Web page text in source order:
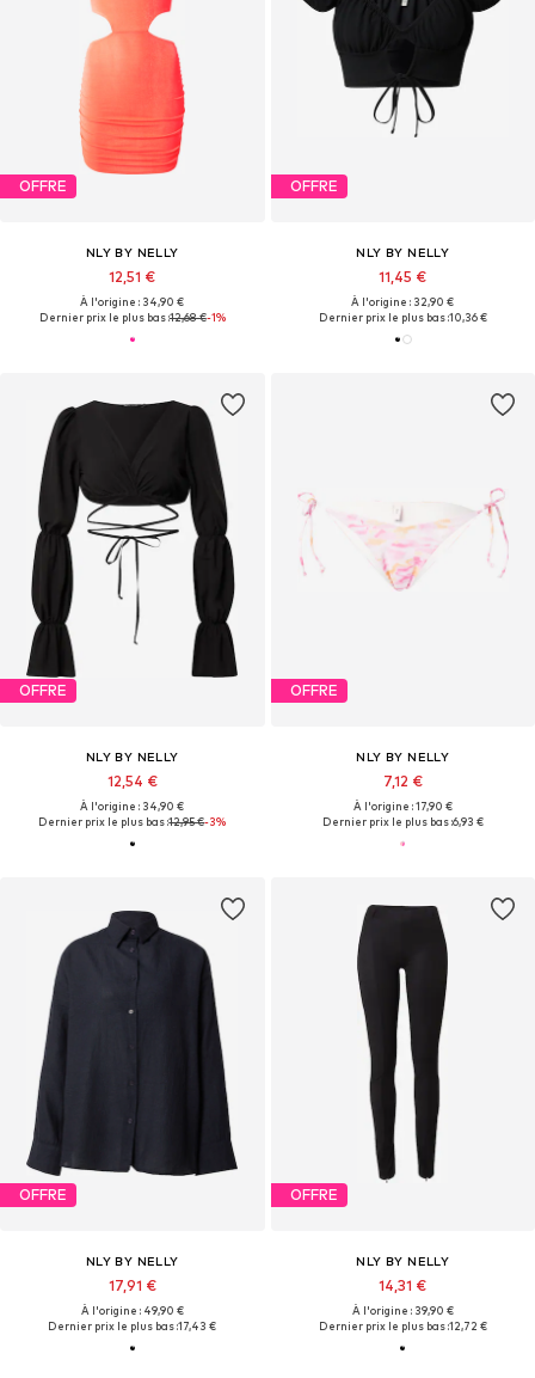
OFFRE
NLY BY NELLY
12,51 €
À l'origine : 34,90 €
Dernier prix le plus bas :12,68 €-1%
OFFRE
NLY BY NELLY
11,45 €
À l'origine : 32,90 €
Dernier prix le plus bas :10,36 €
OFFRE
NLY BY NELLY
12,54 €
À l'origine : 34,90 €
Dernier prix le plus bas :12,95 €-3%
OFFRE
NLY BY NELLY
7,12 €
À l'origine : 17,90 €
Dernier prix le plus bas :6,93 €
OFFRE
NLY BY NELLY
17,91 €
À l'origine : 49,90 €
Dernier prix le plus bas :17,43 €
OFFRE
NLY BY NELLY
14,31 €
À l'origine : 39,90 €
Dernier prix le plus bas :12,72 €